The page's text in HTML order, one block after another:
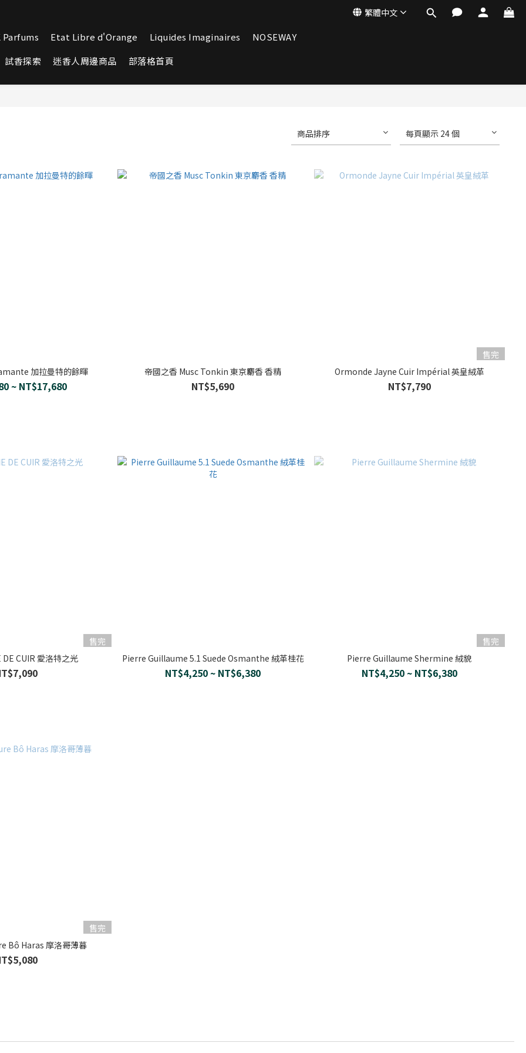
繁體中文
Parfums Etat Libre d'Orange Liquides Imaginaires
NOSEWAY
試香探索 迷香人周邊商品 部落格首頁
商品排序 每頁顯示 24 個
加拉曼特的餘暉
~ NT$17,680
帝國之香 Musc Tonkin 東京麝香 香精
NT$5,690
售完
Ormonde Jayne Cuir Impérial 英皇絨革
NT$7,790
售完
DE CUIR 愛洛特之光
Pierre Guillaume 5.1 Suede Osmanthe 絨革桂花
NT$4,250 ~ NT$6,380
售完
Pierre Guillaume Shermine 絨貌
NT$4,250 ~ NT$6,380
售完
Bô Haras 摩洛哥薄暮